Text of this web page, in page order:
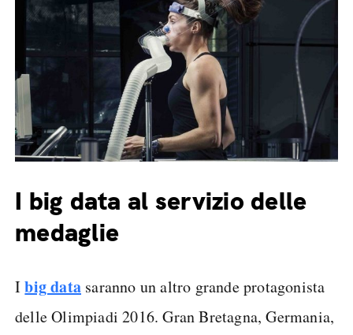
I big data al servizio delle
medaglie
Ibig data saranno un altro grande protagonista
delle Olimpiadi 2016. Gran Bretagna, Germania,